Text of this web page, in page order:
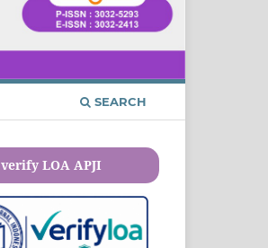
SEARCH
verify LOA APJI